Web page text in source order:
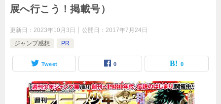
展へ行こう！掲載号）
更新日： 2023年10月3日 公開日： 2017年7月24日
ジャンプ感想
PR
Tweet 0 0